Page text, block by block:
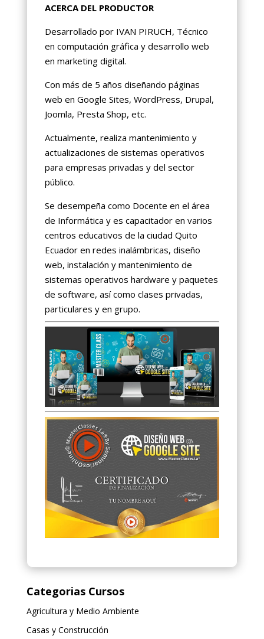
ACERCA DEL PRODUCTOR
Desarrollado por IVAN PIRUCH, Técnico
en computación gráfica y desarrollo web
en marketing digital.
Con más de 5 años diseñando páginas
web en Google Sites, WordPress, Drupal,
Joomla, Presta Shop, etc.
Actualmente, realiza mantenimiento y
actualizaciones de sistemas operativos
para empresas privadas y del sector
público.
Se desempeña como Docente en el área
de Informática y es capacitador en varios
centros educativos de la ciudad Quito
Ecuador en redes inalámbricas, diseño
web, instalación y mantenimiento de
sistemas operativos hardware y paquetes
de software, así como clases privadas,
particulares y en grupo.
Categorias Cursos
Agricultura y Medio Ambiente
Casas y Construcción